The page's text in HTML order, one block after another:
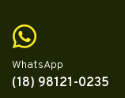
WhatsApp
(18) 98121-0235